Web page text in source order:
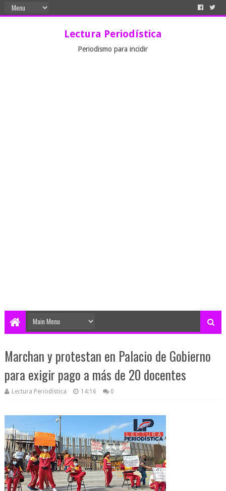
Lectura Periodística
Periodismo para incidir
Marchan y protestan en Palacio de Gobierno
para exigir pago a más de 20 docentes
Lectura Periodística 14:16 0